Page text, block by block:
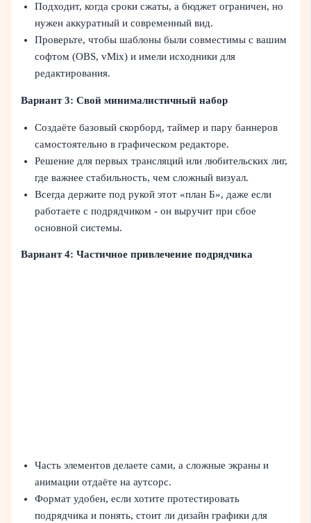
Подходит, когда сроки сжаты, а бюджет ограничен, но
нужен аккуратный и современный вид.
Проверьте, чтобы шаблоны были совместимы с вашим
софтом (OBS, vMix) и имели исходники для
редактирования.
Вариант 3: Свой минималистичный набор
Создаёте базовый скорборд, таймер и пару баннеров
самостоятельно в графическом редакторе.
Решение для первых трансляций или любительских лиг,
где важнее стабильность, чем сложный визуал.
Всегда держите под рукой этот «план Б», даже если
работаете с подрядчиком - он выручит при сбое
основной системы.
Вариант 4: Частичное привлечение подрядчика
Часть элементов делаете сами, а сложные экраны и
анимации отдаёте на аутсорс.
Формат удобен, если хотите протестировать
подрядчика и понять, стоит ли дизайн графики для